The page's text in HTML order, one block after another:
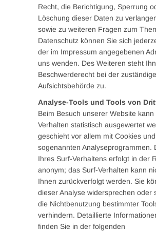
Recht, die Berichtigung, Sperrung
Löschung dieser Daten zu
sowie zu weiteren Fragen zum
Datenschutz können Sie sich
der im Impressum angegebenen
uns wenden. Des Weiteren steht
Beschwerderecht bei der
Aufsichtsbehörde zu.
Analyse-Tools und Tools von
Beim Besuch unserer Website kann
Verhalten statistisch ausgewertet
geschieht vor allem mit Cookies
sogenannten Analyseprogrammen.
Ihres Surf-Verhaltens erfolgt in der
anonym; das Surf-Verhalten kann
Ihnen zurückverfolgt werden. Sie
dieser Analyse widersprechen oder
die Nichtbenutzung bestimmter
verhindern. Detaillierte
finden Sie in der folgenden